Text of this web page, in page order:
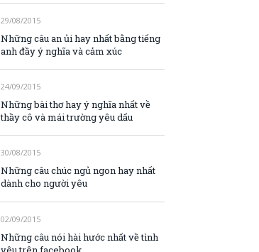
29/08/2015
Những câu an ủi hay nhất bằng tiếng
anh đầy ý nghĩa và cảm xúc
24/09/2015
Những bài thơ hay ý nghĩa nhất về
thầy cô và mái trường yêu dấu
30/08/2015
Những câu chúc ngủ ngon hay nhất
dành cho người yêu
02/09/2015
Những câu nói hài hước nhất về tình